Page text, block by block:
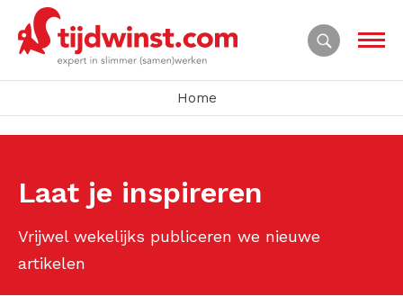
Home
Laat je inspireren
Vrijwel wekelijks publiceren we nieuwe
artikelen